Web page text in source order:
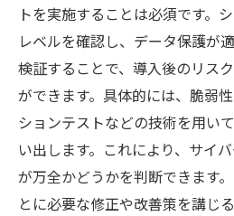
トを実施することは必須です。
レベルを確認し、データ保護が
検証することで、導入後のリス
ができます。具体的には、脆弱
ションテストなどの技術を用い
い出します。これにより、サイ
が万全かどうかを判断できます
とに必要な修正や改善策を講じ